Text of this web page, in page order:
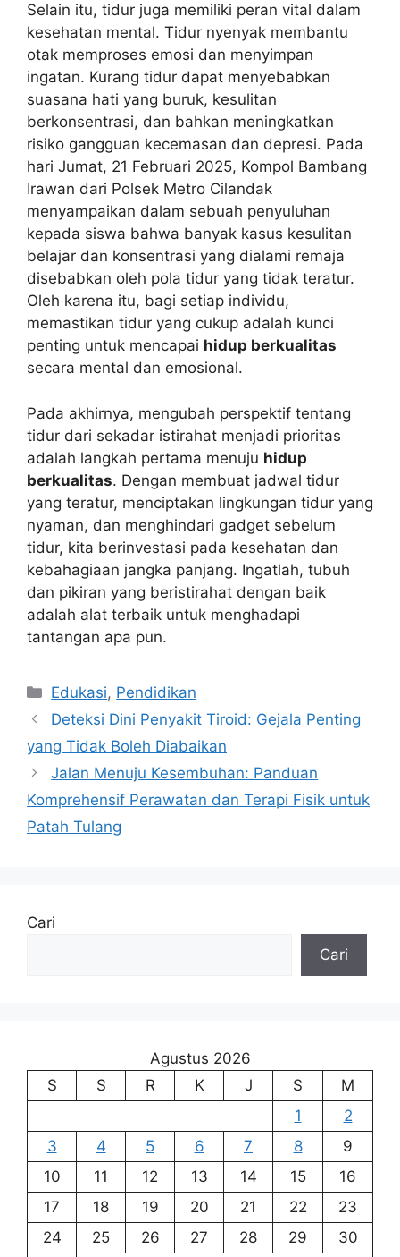
Selain itu, tidur juga memiliki peran vital dalam
kesehatan mental. Tidur nyenyak membantu
otak memproses emosi dan menyimpan
ingatan. Kurang tidur dapat menyebabkan
suasana hati yang buruk, kesulitan
berkonsentrasi, dan bahkan meningkatkan
risiko gangguan kecemasan dan depresi. Pada
hari Jumat, 21 Februari 2025, Kompol Bambang
Irawan dari Polsek Metro Cilandak
menyampaikan dalam sebuah penyuluhan
kepada siswa bahwa banyak kasus kesulitan
belajar dan konsentrasi yang dialami remaja
disebabkan oleh pola tidur yang tidak teratur.
Oleh karena itu, bagi setiap individu,
memastikan tidur yang cukup adalah kunci
penting untuk mencapai hidup berkualitas
secara mental dan emosional.
Pada akhirnya, mengubah perspektif tentang
tidur dari sekadar istirahat menjadi prioritas
adalah langkah pertama menuju hidup
berkualitas. Dengan membuat jadwal tidur
yang teratur, menciptakan lingkungan tidur yang
nyaman, dan menghindari gadget sebelum
tidur, kita berinvestasi pada kesehatan dan
kebahagiaan jangka panjang. Ingatlah, tubuh
dan pikiran yang beristirahat dengan baik
adalah alat terbaik untuk menghadapi
tantangan apa pun.
Kategori
Edukasi, Pendidikan
Deteksi Dini Penyakit Tiroid: Gejala Penting
yang Tidak Boleh Diabaikan
Jalan Menuju Kesembuhan: Panduan
Komprehensif Perawatan dan Terapi Fisik untuk
Patah Tulang
Cari
Cari
Agustus 2026
S
S R K J S
M
1
2
3
4 5 6 7 8
9
10
11 12 13 14 15
16
17
18 19 20 21 22
23
24
25 26 27 28 29
30